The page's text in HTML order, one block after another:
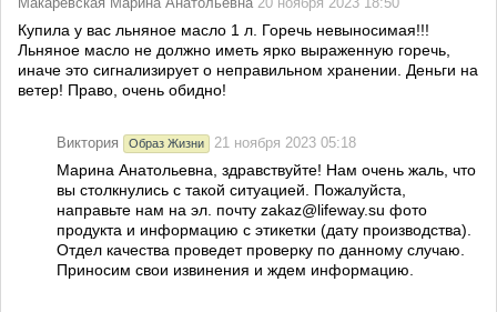
Макаревская Марина Анатольевна 20 ноября 2023 18:50
Купила у вас льняное масло 1 л. Горечь невыносимая!!!
Льняное масло не должно иметь ярко выраженную горечь,
иначе это сигнализирует о неправильном хранении. Деньги на
ветер! Право, очень обидно!
Виктория Образ Жизни 21 ноября 2023 05:18
Марина Анатольевна, здравствуйте! Нам очень жаль, что
вы столкнулись с такой ситуацией. Пожалуйста,
направьте нам на эл. почту zakaz@lifeway.su фото
продукта и информацию с этикетки (дату производства).
Отдел качества проведет проверку по данному случаю.
Приносим свои извинения и ждем информацию.